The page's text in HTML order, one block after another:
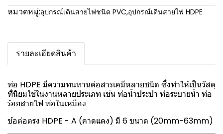
หมวดหมู่:อุปกรณ์เดินสายไฟชนิด PVC,อุปกรณ์เดินสายไฟ HDPE
รายละเอียดสินค้า
ท่อ HDPE มีความทนทานต่อสารเคมีหลายชนิด ซึ่งทำให้เป็นวัสดุ
ที่นิยมใช้ในงานหลายประเภท เช่น ท่อน้ำประปา ท่อระบายน้ำ ท่อ
ร้อยสายไฟ ท่อในเหมือง
ข้อต่อตรง HDPE - A (คาดแดง) มี 6 ขนาด (20mm-63mm)